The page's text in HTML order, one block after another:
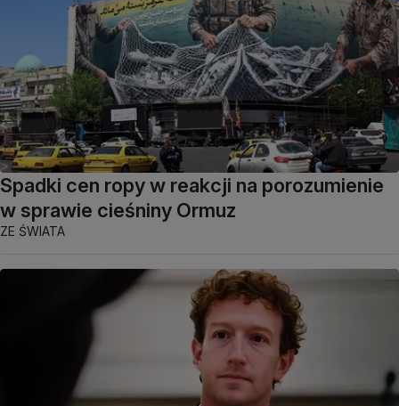
Spadki cen ropy w reakcji na porozumienie
w sprawie cieśniny Ormuz
ZE ŚWIATA